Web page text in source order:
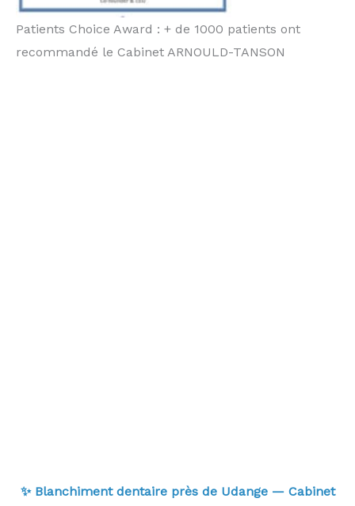
Patients Choice Award : + de 1000 patients ont
recommandé le Cabinet ARNOULD-TANSON
✨ Blanchiment dentaire près de Udange — Cabinet